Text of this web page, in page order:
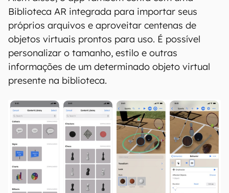
Além disso, o app também conta com uma
Biblioteca AR integrada para importar seus
próprios arquivos e aproveitar centenas de
objetos virtuais prontos para uso. É possível
personalizar o tamanho, estilo e outras
informações de um determinado objeto virtual